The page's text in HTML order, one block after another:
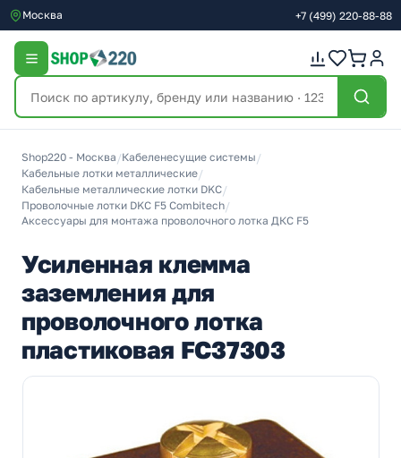
Москва +7 (499) 220-88-88
Shop220 - Москва /Кабеленесущие системы /
Кабельные лотки металлические/
Кабельные металлические лотки DKC/
Проволочные лотки DKC F5 Combitech/
Аксессуары для монтажа проволочного лотка ДКС F5
Усиленная клемма
заземления для
проволочного лотка
пластиковая FC37303